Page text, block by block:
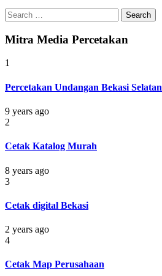
Search
for:
Mitra Media Percetakan
1
Percetakan Undangan Bekasi Selatan
9 years ago
2
Cetak Katalog Murah
8 years ago
3
Cetak digital Bekasi
2 years ago
4
Cetak Map Perusahaan